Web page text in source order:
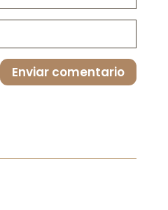
Enviar comentario